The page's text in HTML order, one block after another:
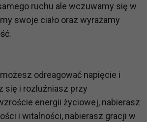
ruchu ale wczuwamy się w
swoje ciało oraz wyrażamy
odreagować napięcie i
się i rozluźniasz przy
energii życiowej, nabierasz
i witalności, nabierasz gracji w